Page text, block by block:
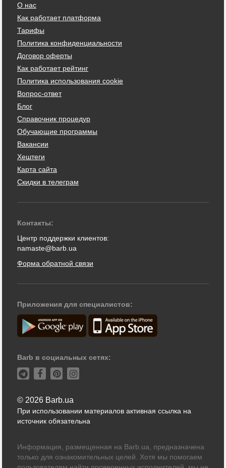
О нас
Как работает платформа
Тарифы
Политика конфиденциальности
Договор оферты
Как работает рейтинг
Политика использования cookie
Вопрос-ответ
Блог
Справочник процедур
Обучающие программы
Вакансии
Хештеги
Карта сайта
Скидки в телеграм
Контакты:
Центр поддержки клиентов:
namaste@barb.ua
Форма обратной связи
Приложения для специалистов:
Barb в социальных сетях:
© 2026 Barb.ua
При использовании материалов активная ссылка на
источник обязательна
Информация, размещенная на Barb.ua, предназначена
только для ознакомительных целей. Хотя мы помогаем